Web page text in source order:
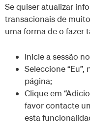
Se quiser atualizar
transacionais de
uma forma de o fazer
Inicie a sessão
Seleccione
página;
Clique em
favor contacte
esta